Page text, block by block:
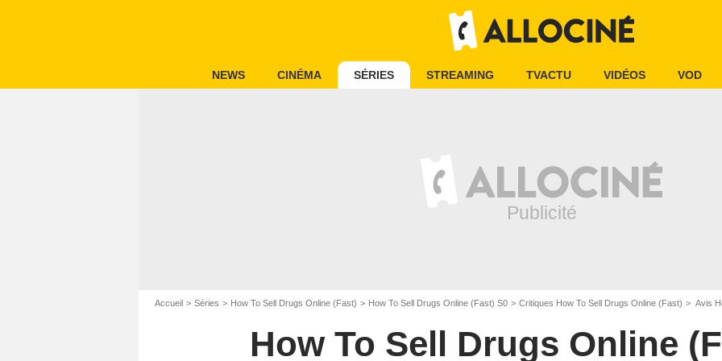
NEWS CINÉMA SÉRIES STREAMING TVACTU VIDÉOS VOD
Accueil Séries How To Sell Drugs Online (Fast) How To Sell Drugs Online (Fast) S0 Critiques How To Sell Drugs Online (Fast) Avis
How To Sell Drugs Online